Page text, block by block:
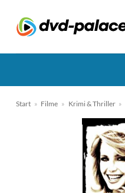
Inhalt
springen
Start » Filme » Krimi & Thriller »